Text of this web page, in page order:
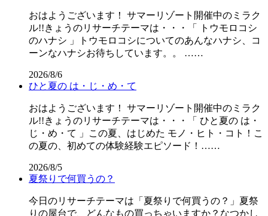
おはようございます！ サマーリゾート開催中のミラク
ル!!きょうのリサーチテーマは・・・「 トウモロコシ
のハナシ 」トウモロコシについてのあんなハナシ、コ
ーンなハナシお待ちしています。。 ……
2026/8/6
ひと夏の は・じ・め・て
おはようございます！ サマーリゾート開催中のミラク
ル!!きょうのリサーチテーマは・・・「 ひと夏の は・
じ・め・て 」この夏、はじめた モノ・ヒト・コト！こ
の夏の、初めての体験経験エピソード！……
2026/8/5
夏祭りで何買うの？
今日のリサーチテーマは「夏祭りで何買うの？」夏祭
りの屋台で、どんなもの買っちゃいますか？なつかし